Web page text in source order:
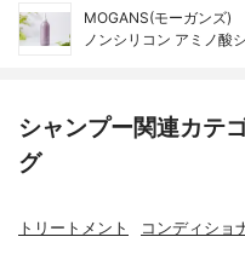
MOGANS(モーガンズ)
ノンシリコン アミノ酸
シャンプー関連カテ
グ
トリートメント コンディショ